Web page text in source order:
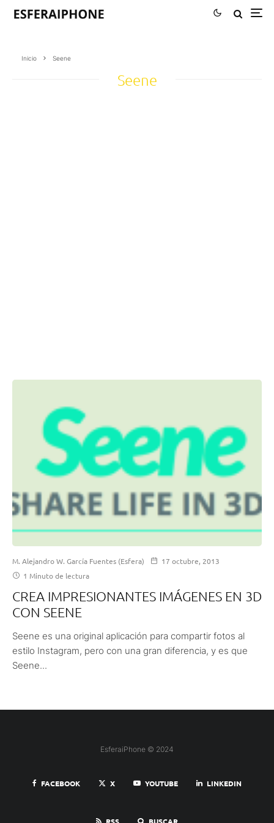
Inicio Seene
Seene
M. Alejandro W. García Fuentes (Esfera)
17 octubre, 2013
1 Minuto de lectura
CREA IMPRESIONANTES IMÁGENES EN 3D
CON SEENE
Seene es una original aplicación para compartir fotos al
estilo Instagram, pero con una gran diferencia, y es que
Seene...
EsferaiPhone © 2024
FACEBOOK X YOUTUBE LINKEDIN
RSS BUSCAR